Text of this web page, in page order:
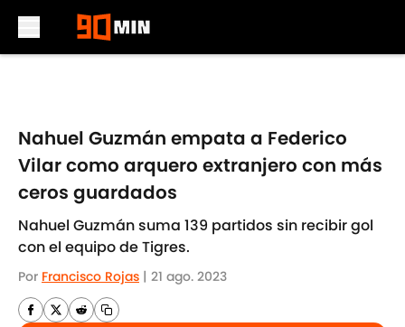
Nahuel Guzmán empata a Federico
Vilar como arquero extranjero con más
ceros guardados
Nahuel Guzmán suma 139 partidos sin recibir gol
con el equipo de Tigres.
Por Francisco Rojas | 21 ago. 2023